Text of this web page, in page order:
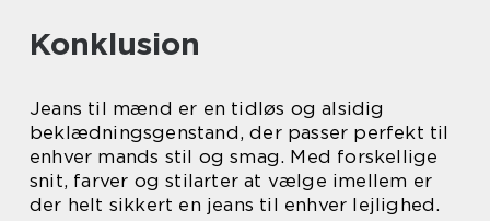
Konklusion
Jeans til mænd er en tidløs og alsidig
beklædningsgenstand, der passer perfekt til
enhver mands stil og smag. Med forskellige
snit, farver og stilarter at vælge imellem er
der helt sikkert en jeans til enhver lejlighed.